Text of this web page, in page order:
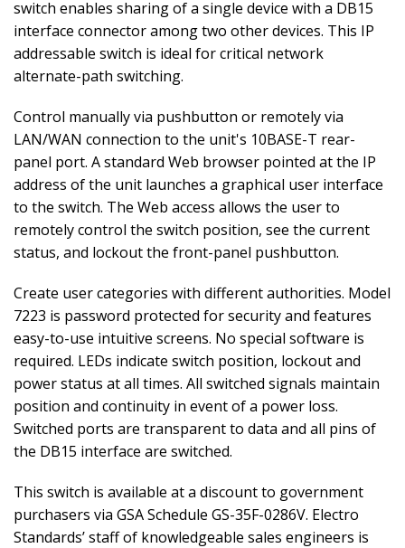
switch enables sharing of a single device with a DB15
interface connector among two other devices. This IP
addressable switch is ideal for critical network
alternate-path switching.
Control manually via pushbutton or remotely via
LAN/WAN connection to the unit's 10BASE-T rear-
panel port. A standard Web browser pointed at the IP
address of the unit launches a graphical user interface
to the switch. The Web access allows the user to
remotely control the switch position, see the current
status, and lockout the front-panel pushbutton.
Create user categories with different authorities. Model
7223 is password protected for security and features
easy-to-use intuitive screens. No special software is
required. LEDs indicate switch position, lockout and
power status at all times. All switched signals maintain
position and continuity in event of a power loss.
Switched ports are transparent to data and all pins of
the DB15 interface are switched.
This switch is available at a discount to government
purchasers via GSA Schedule GS-35F-0286V. Electro
Standards’ staff of knowledgeable sales engineers is